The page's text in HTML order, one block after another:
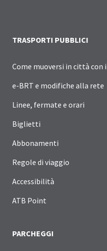
TRASPORTI PUBBLICI
Come muoversi in città
e-BRT e modifiche alla rete
Linee, fermate e orari
Biglietti
Abbonamenti
Regole di viaggio
Accessibilità
ATB Point
PARCHEGGI